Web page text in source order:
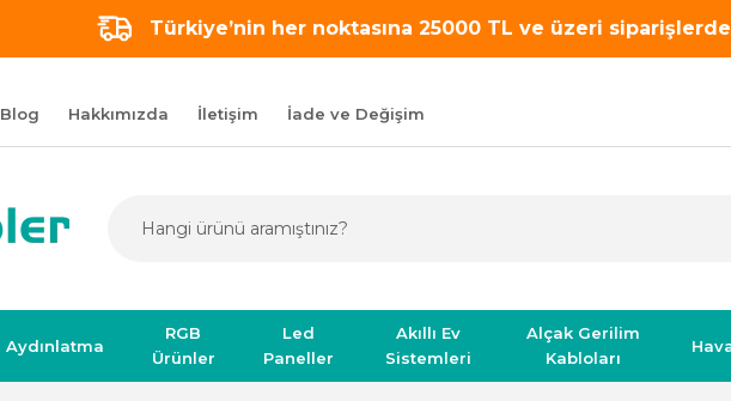
Türkiye’nin her noktasına 25000 TL ve üzeri
Blog Hakkımızda İletişim İade ve Değişim
Aydınlatma
RGB
Ürünler
Led
Paneller
Akıllı Ev
Sistemleri
Alçak Gerilim
Kabloları